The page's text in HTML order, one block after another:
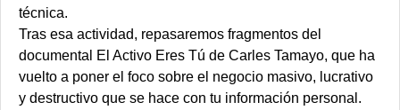
técnica.
Tras esa actividad, repasaremos fragmentos del
documental El Activo Eres Tú de Carles Tamayo, que ha
vuelto a poner el foco sobre el negocio masivo, lucrativo
y destructivo que se hace con tu información personal.